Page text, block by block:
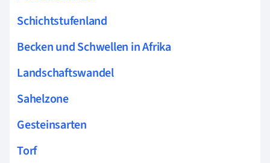
Schichtstufenland
Becken und Schwellen in Afrika
Landschaftswandel
Sahelzone
Gesteinsarten
Torf